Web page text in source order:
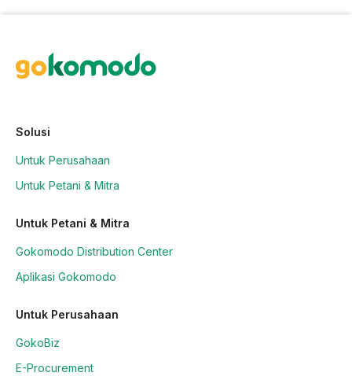
Solusi
Untuk Perusahaan
Untuk Petani & Mitra
Untuk Petani & Mitra
Gokomodo Distribution Center
Aplikasi Gokomodo
Untuk Perusahaan
GokoBiz
E-Procurement